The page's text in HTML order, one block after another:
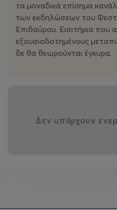
Η πρωτοβουλία Gen 260
υποστήριξη του Οργανισμού
Ανάπτυξης ΝΕΟΝ.
τα μοναδικά επίσημα
των εκδηλώσεων του
Επιδαύρου. Εισιτήρια που
εξουσιοδοτημένους
δε θα θεωρούνται έγκυρα.
Δεν υπάρχουν